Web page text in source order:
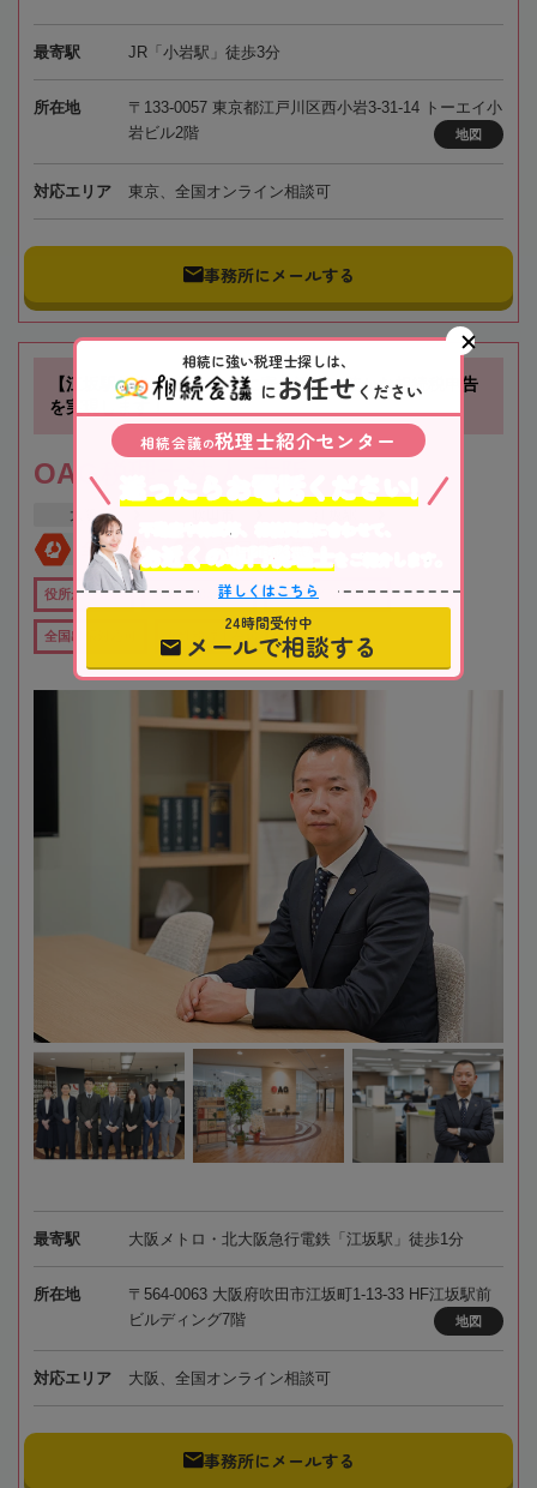
最寄駅 JR「小岩駅」徒歩3分
所在地
〒133-0057 東京都江戸川区西小岩3-31-14 トーエイ小
岩ビル2階
地図
対応エリア 東京、全国オンライン相談可
事務所にメールする
【江坂駅徒歩1分】お客様に寄り添い、確かな相続税申告
を実現します！
OAG税理士法人 大阪
大阪府
全国対応
役所から近い 在籍数10名以上 オンライン相談可
全国出張対応可 女性税理士在籍
最寄駅 大阪メトロ・北大阪急行電鉄「江坂駅」徒歩1分
所在地
〒564-0063 大阪府吹田市江坂町1-13-33 HF江坂駅前
ビルディング7階
地図
対応エリア 大阪、全国オンライン相談可
事務所にメールする
相続に強い税理士探しは、
にお任せ ください
相続会議の税理士紹介センター
不動産や株式等、相続資産に合わせて、
お近くの専門税理士
をご紹介します。
詳しくはこちら
24時間受付中
メールで相談する